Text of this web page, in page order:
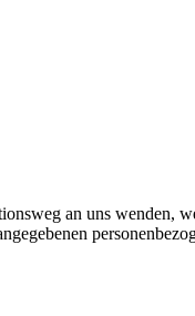
an uns wenden,